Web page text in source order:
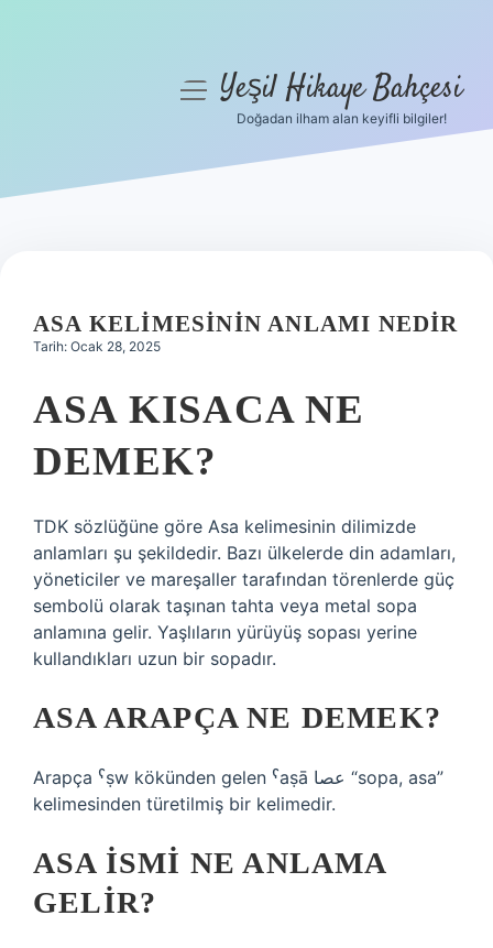
Hakkımızda
menüyüYeşil Hikaye Bahçesi
Doğadan ilham alan keyifli bilgiler!
ASA KELIMESININ ANLAMI NEDIR
Tarih: Ocak 28, 2025
ASA KISACA NE
DEMEK?
TDK sözlüğüne göre Asa kelimesinin dilimizde
anlamları şu şekildedir. Bazı ülkelerde din adamları,
yöneticiler ve mareşaller tarafından törenlerde güç
sembolü olarak taşınan tahta veya metal sopa
anlamına gelir. Yaşlıların yürüyüş sopası yerine
kullandıkları uzun bir sopadır.
ASA ARAPÇA NE DEMEK?
Arapça ˁṣw kökünden gelen ˁaṣā عصا “sopa, asa”
kelimesinden türetilmiş bir kelimedir.
ASA ISMI NE ANLAMA
GELIR?